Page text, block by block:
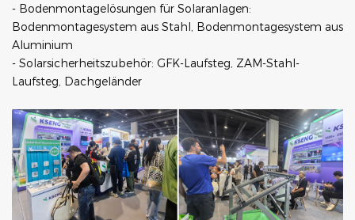
- Bodenmontagelösungen für Solaranlagen:
Bodenmontagesystem aus Stahl, Bodenmontagesystem aus
Aluminium
- Solarsicherheitszubehör: GFK-Laufsteg, ZAM-Stahl-
Laufsteg, Dachgeländer